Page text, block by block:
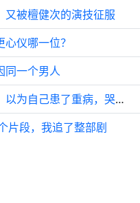
又被檀健次的演技征服
仪哪一位？
同一个男人
婆婆内心依然善良，以为自己患了重病，哭着说不会拖累儿子儿媳…
片段，我追了整部剧